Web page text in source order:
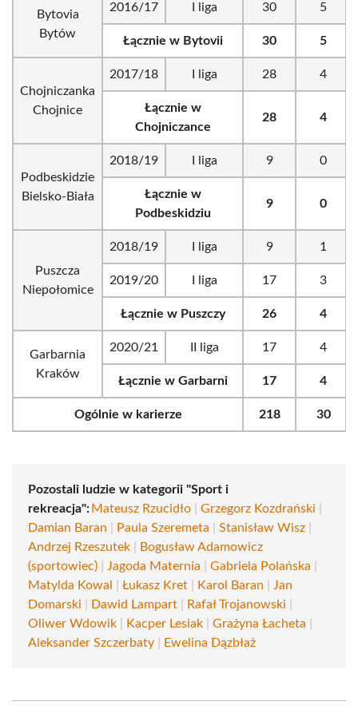
Bytovia
Bytów
2016/17 I liga 30 5
Łącznie w Bytovii 30 5
Chojniczanka
Chojnice
2017/18 I liga 28 4
Łącznie w
Chojniczance
28 4
Podbeskidzie
Bielsko-Biała
2018/19 I liga 9 0
Łącznie w
Podbeskidziu
9 0
Puszcza
Niepołomice
2018/19 I liga 9 1
2019/20 I liga 17 3
Łącznie w Puszczy 26 4
Garbarnia
Kraków
2020/21 II liga 17 4
Łącznie w Garbarni 17 4
Ogólnie w karierze 218 30
Pozostali ludzie w kategorii "Sport i
rekreacja": Mateusz Rzucidło Grzegorz Kozdrański
Damian Baran
Paula Szeremeta Stanisław Wisz
Andrzej Rzeszutek
Bogusław Adamowicz
(sportowiec)
Jagoda Maternia Gabriela Polańska
Matylda Kowal
Łukasz Kret Karol Baran
Jan
Domarski
Dawid Lampart Rafał Trojanowski
Oliwer Wdowik
Kacper Lesiak Grażyna Łacheta
Aleksander Szczerbaty
Ewelina Dązbłaż